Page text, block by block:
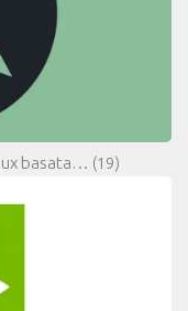
basata… (19)